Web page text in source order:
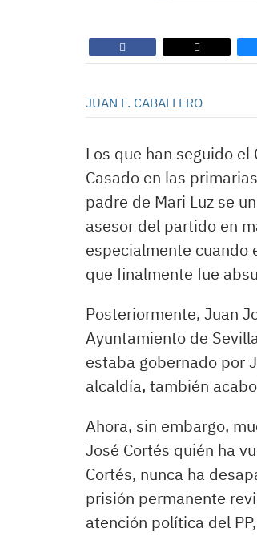
JUAN F. CABALLERO
Los que han seguido
Casado en las
padre de Mari Luz se
asesor del partido en
especialmente cuando
que finalmente fue
Posteriormente, Juan
Ayuntamiento de
estaba gobernado por
alcaldía, también
Ahora, sin embargo,
José Cortés quién ha
Cortés, nunca ha
prisión permanente
atención política del